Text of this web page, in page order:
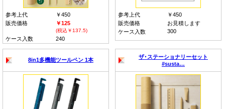
参考上代
￥450
販売価格
￥125
(税込￥137.5)
ケース入数 240
参考上代
￥450
販売価格
お見積します
ケース入数
300
8in1多機能ツールペン 1本
ザ･ステーショナリーセット
#susta…